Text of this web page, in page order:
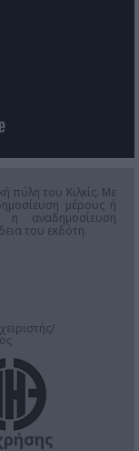
πύλη του Κιλκίς. Με
μέρους ή
αναδημοσίευση
του εκδότη.